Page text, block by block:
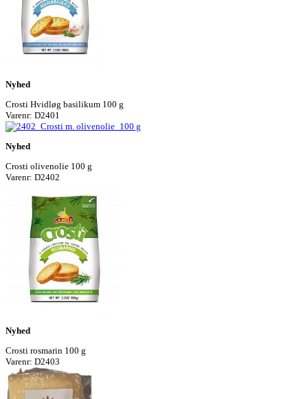
Nyhed
Crosti Hvidløg basilikum 100 g
Varenr: D2401
Nyhed
Crosti olivenolie 100 g
Varenr: D2402
Nyhed
Crosti rosmarin 100 g
Varenr: D2403